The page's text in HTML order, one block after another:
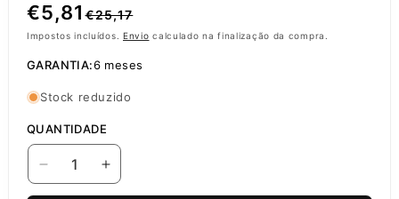
Preço
normal
€25,17
Preço
de
saldo
€5,81
Impostos incluídos. Envio calculado na finalização da compra.
GARANTIA:6 meses
Stock reduzido
QUANTIDADE
Diminuir
Aumentar